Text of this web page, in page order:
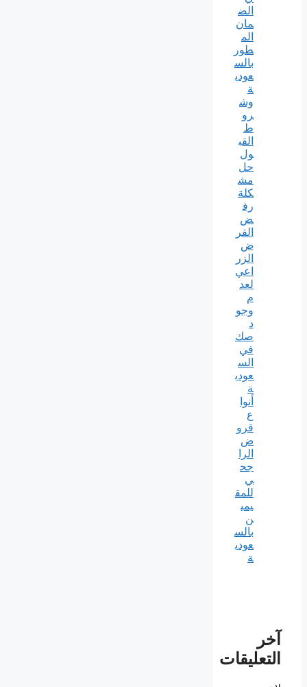
الض
مان
الم
طور
بالس
عودي
ة
وش
رو
ط
القب
ول
حل
مش
كلة
رف
ض
القر
ض
الزر
اعي
لعد
م
وجو
د
صك
في
الس
عودي
ة
أنوا
ع
قرو
ض
الرا
جح
ي
للمق
يمي
ن
بالس
عودي
ة
آخر
التعليقات